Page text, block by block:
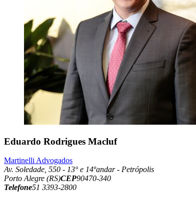
Eduardo Rodrigues Macluf
Martinelli Advogados
Av. Soledade, 550 - 13° e 14ºandar - Petrópolis
Porto Alegre (RS)CEP90470-340
Telefone51 3393-2800